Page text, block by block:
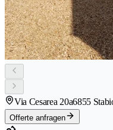
Via Cesarea 20a6855
Offerte anfragen